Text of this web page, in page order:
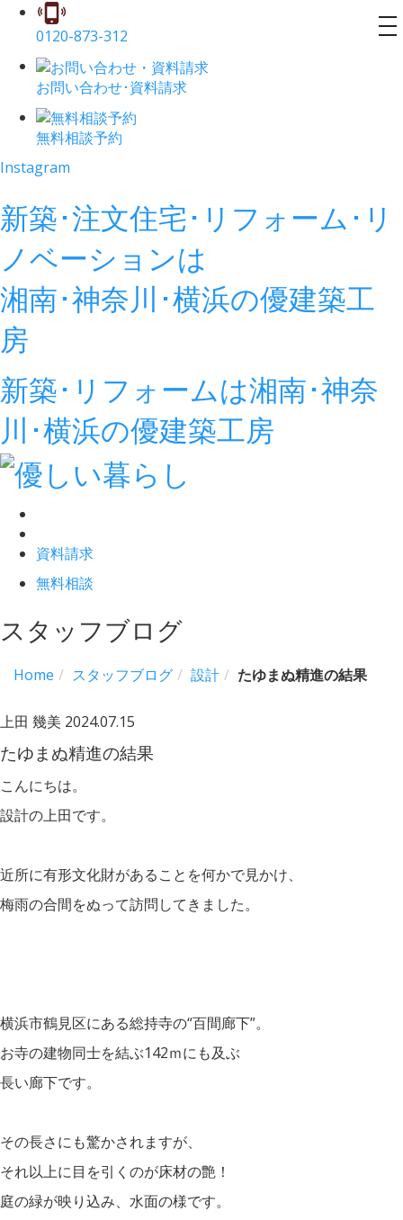
0120-873-312
お問い合わせ･資料請求
無料相談予約
Instagram
新築･注文住宅･リフォーム･リ
ノベーションは
湘南･神奈川･横浜の優建築工
房
新築･リフォームは湘南･神奈
川･横浜の優建築工房
資料請求
無料相談
スタッフブログ
Home スタッフブログ 設計 たゆまぬ精進の結果
上田 幾美 2024.07.15
たゆまぬ精進の結果
こんにちは。
設計の上田です。
近所に有形文化財があることを何かで見かけ、
梅雨の合間をぬって訪問してきました。
横浜市鶴見区にある総持寺の“百間廊下”。
お寺の建物同士を結ぶ142ｍにも及ぶ
長い廊下です。
その長さにも驚かされますが、
それ以上に目を引くのが床材の艶！
庭の緑が映り込み、水面の様です。